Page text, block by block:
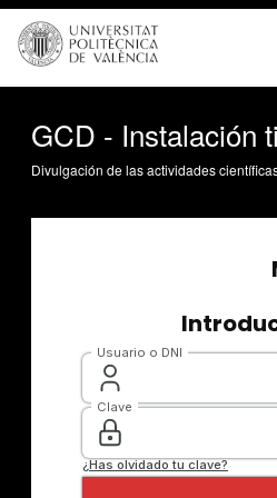
GCD - Instalación
Divulgación de las actividades